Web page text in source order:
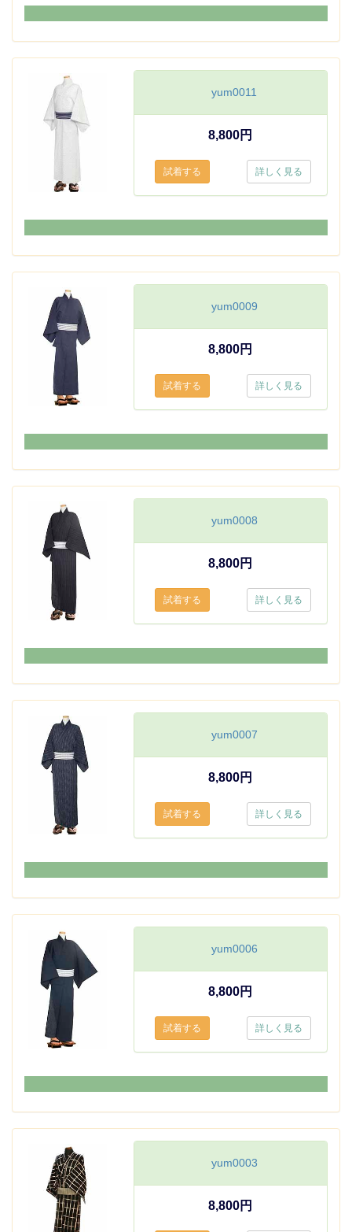
yum0011
8,800円
詳しく見る
yum0009
8,800円
詳しく見る
yum0008
8,800円
詳しく見る
yum0007
8,800円
詳しく見る
yum0006
8,800円
詳しく見る
yum0003
8,800円